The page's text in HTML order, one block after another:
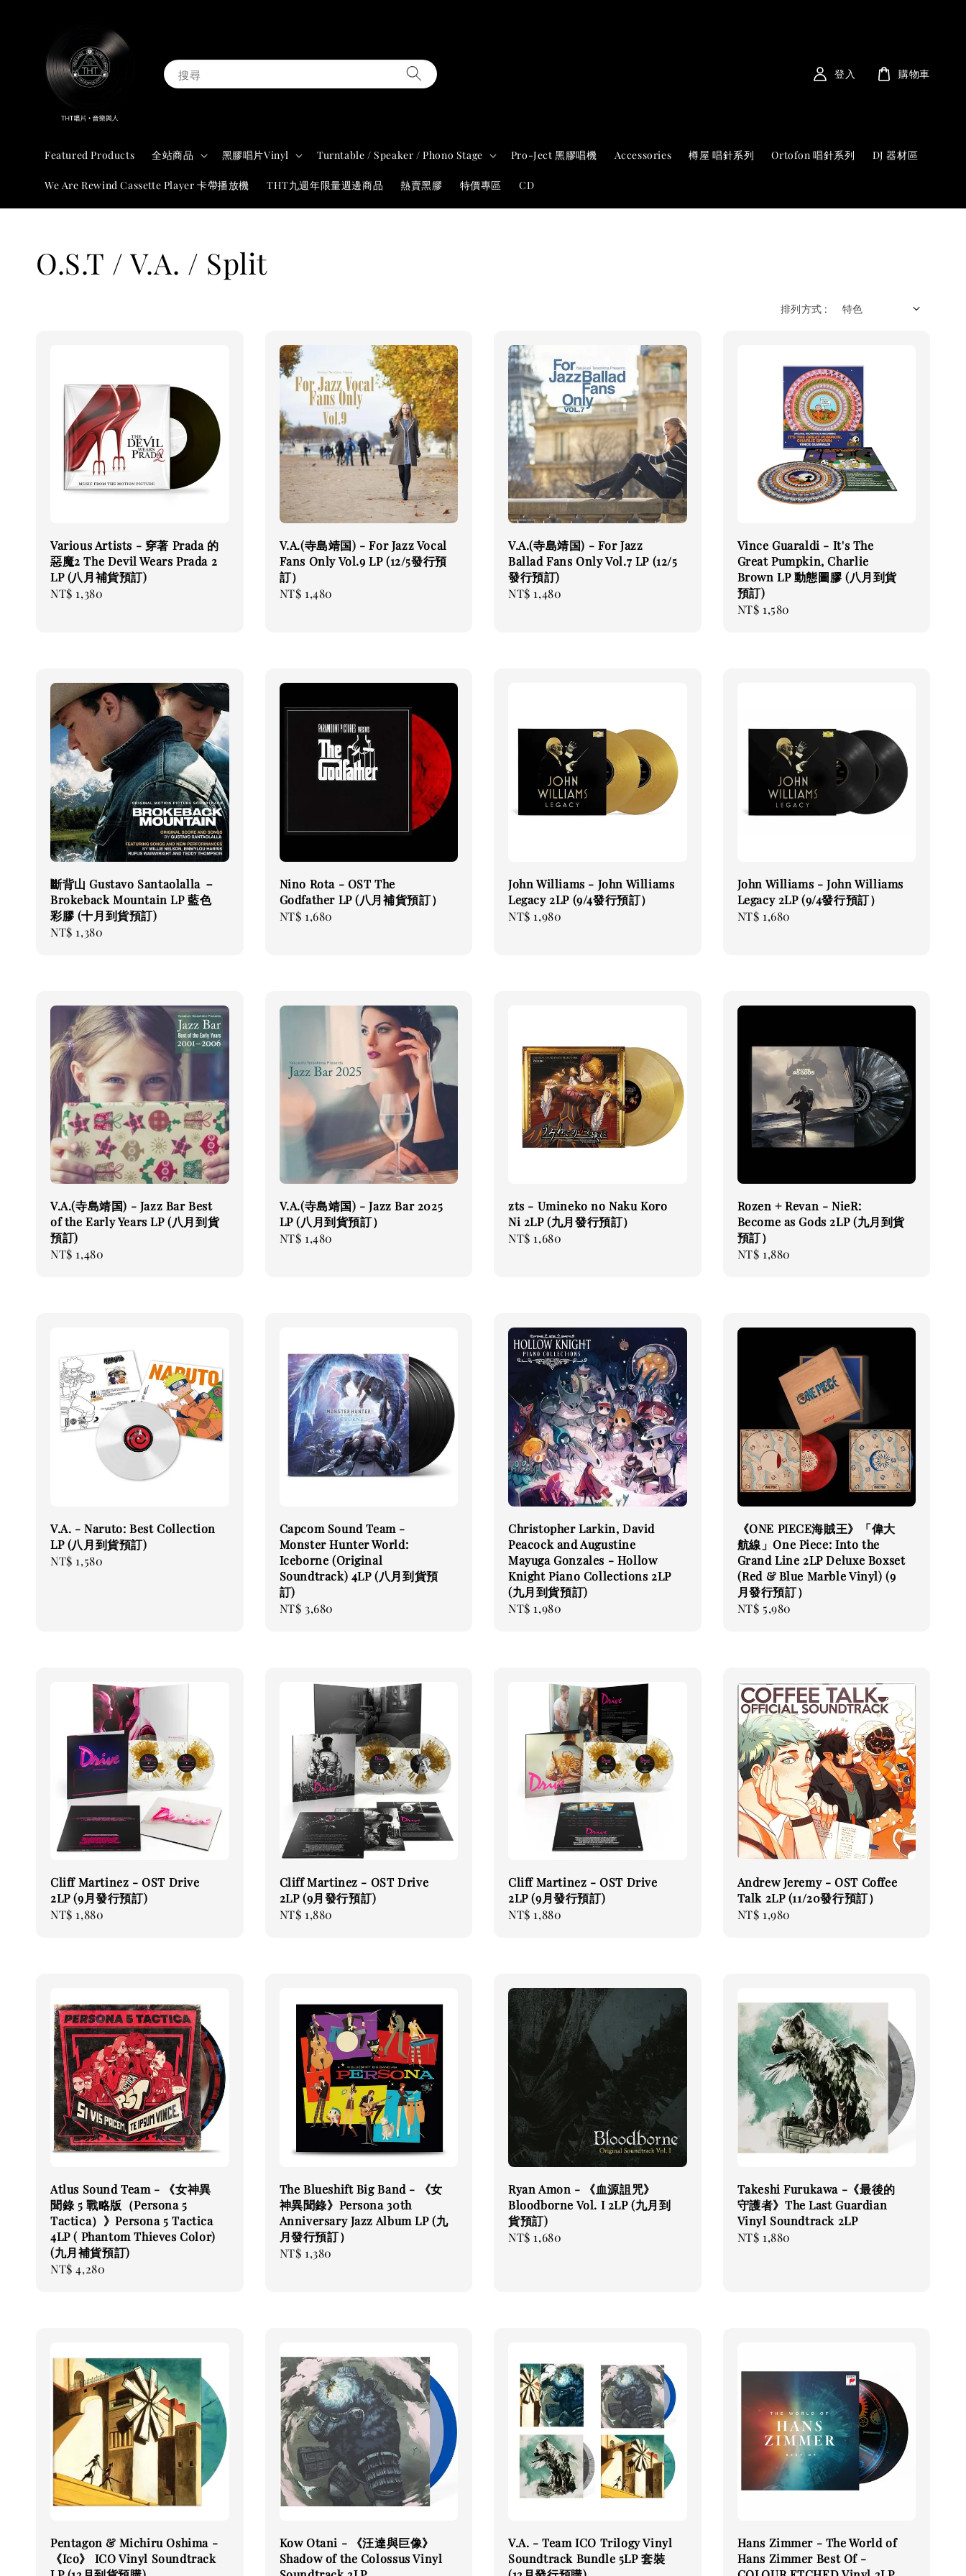
搜尋
Featured Products 全站商品 黑膠唱片Vinyl Turntable / Speaker / Phono Stage Pro-Ject 黑膠唱機 Accessories 樽屋 唱針系列 Ortofon 唱針系列 DJ 器材區
We Are Rewind Cassette Player 卡帶播放機 THT九週年限量週邊商品 熱賣黑膠 特價專區 CD
登入 購物車
O.S.T / V.A. / Split
排列方式 :
Various Artists - 穿著 Prada 的
惡魔2 The Devil Wears Prada 2
LP (八月補貨預訂)
Regular
NT$ 1,380
V.A.(寺島靖国) - For Jazz Vocal
Fans Only Vol.9 LP (12/5發行預
訂）
Regular
NT$ 1,480
V.A.(寺島靖国) - For Jazz
Ballad Fans Only Vol.7 LP (12/5
發行預訂)
Regular
NT$ 1,480
Vince Guaraldi - It's The
Great Pumpkin, Charlie
Brown LP 動態圖膠 (八月到貨
預訂)
Regular
NT$ 1,580
斷背山 Gustavo Santaolalla －
Brokeback Mountain LP 藍色
彩膠 (十月到貨預訂)
Regular
NT$ 1,380
Nino Rota - OST The
Godfather LP (八月補貨預訂）
Regular
NT$ 1,680
John Williams - John Williams
Legacy 2LP (9/4發行預訂）
Regular
NT$ 1,980
John Williams - John Williams
Legacy 2LP (9/4發行預訂）
Regular
NT$ 1,680
V.A.(寺島靖国) - Jazz Bar Best
of the Early Years LP (八月到貨
預訂)
Regular
NT$ 1,480
V.A.(寺島靖国) - Jazz Bar 2025
LP (八月到貨預訂）
Regular
NT$ 1,480
zts - Umineko no Naku Koro
Ni 2LP (九月發行預訂）
Regular
NT$ 1,680
Rozen + Revan - NieR:
Become as Gods 2LP (九月到貨
預訂）
Regular
NT$ 1,880
V.A. - Naruto: Best Collection
LP (八月到貨預訂)
Regular
NT$ 1,580
Capcom Sound Team -
Monster Hunter World:
Iceborne (Original
Soundtrack) 4LP (八月到貨預
訂)
Regular
NT$ 3,680
Christopher Larkin, David
Peacock and Augustine
Mayuga Gonzales - Hollow
Knight Piano Collections 2LP
(九月到貨預訂)
Regular
NT$ 1,980
《ONE PIECE海賊王》「偉大
航線」One Piece: Into the
Grand Line 2LP Deluxe Boxset
(Red & Blue Marble Vinyl) (9
月發行預訂）
Regular
NT$ 5,980
Cliff Martinez - OST Drive
2LP (9月發行預訂)
Regular
NT$ 1,880
Cliff Martinez - OST Drive
2LP (9月發行預訂)
Regular
NT$ 1,880
Cliff Martinez - OST Drive
2LP (9月發行預訂)
Regular
NT$ 1,880
Andrew Jeremy - OST Coffee
Talk 2LP (11/20發行預訂）
Regular
NT$ 1,980
Atlus Sound Team - 《女神異
聞錄 5 戰略版（Persona 5
Tactica）》Persona 5 Tactica
4LP ( Phantom Thieves Color)
(九月補貨預訂)
Regular
NT$ 4,280
The Blueshift Big Band - 《女
神異聞錄》Persona 30th
Anniversary Jazz Album LP (九
月發行預訂）
Regular
NT$ 1,380
Ryan Amon - 《血源詛咒》
Bloodborne Vol. I 2LP (九月到
貨預訂)
Regular
NT$ 1,680
Takeshi Furukawa -《最後的
守護者》The Last Guardian
Vinyl Soundtrack 2LP
Regular
NT$ 1,880
Pentagon & Michiru Oshima -
《Ico》 ICO Vinyl Soundtrack
Kow Otani - 《汪達與巨像》
Shadow of the Colossus Vinyl
V.A. - Team ICO Trilogy Vinyl
Soundtrack Bundle 5LP 套裝
Hans Zimmer - The World of
Hans Zimmer Best Of -